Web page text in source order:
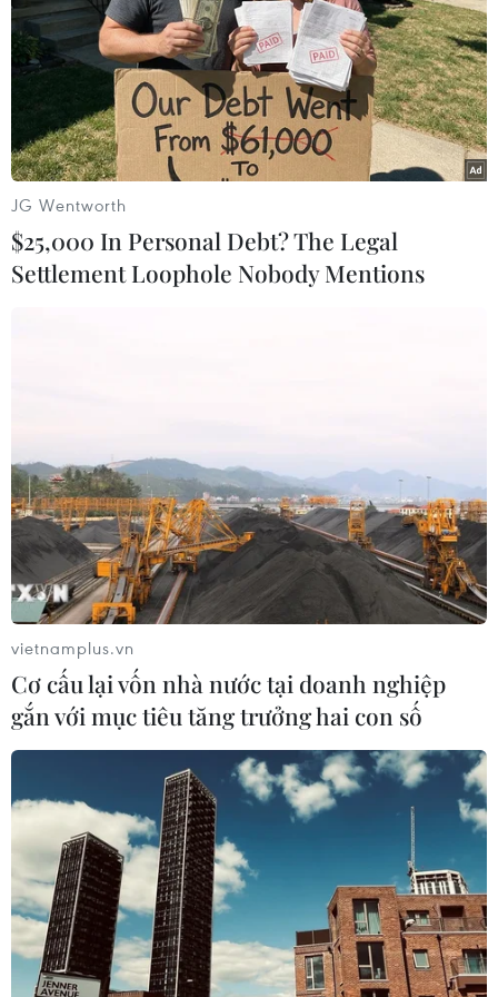
hóa Đài Bắc tại Hong Kong đang sắp xếp các chuyến
bay để sơ tán sinh viên Đài Loan học tập ở Hong Kong
và có mong muốn trở về nhà.
Nhiều trường đại học ở Hong Kong tuyên
bố kết thúc học kỳ sớm
JG Wentworth
$25,000 In Personal Debt? The Legal
Settlement Loophole Nobody Mentions
vietnamplus.vn
Cơ cấu lại vốn nhà nước tại doanh nghiệp
gắn với mục tiêu tăng trưởng hai con số